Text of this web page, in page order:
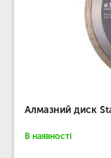
Алмазний диск
В наявності